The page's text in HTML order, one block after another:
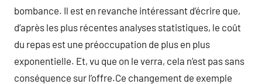
bombance. Il est en revanche intéressant d’écrire que,
d’après les plus récentes analyses statistiques, le coût
du repas est une préoccupation de plus en plus
exponentielle. Et, vu que on le verra, cela n’est pas sans
conséquence sur l’offre.Ce changement de exemple